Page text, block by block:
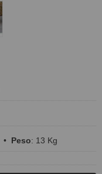
• Peso: 13 Kg